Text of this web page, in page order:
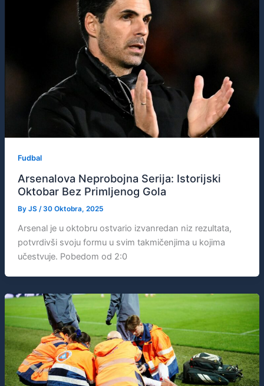
Fudbal
Arsenalova Neprobojna Serija: Istorijski
Oktobar Bez Primljenog Gola
By JS /30 Oktobra, 2025
Arsenal je u oktobru ostvario izvanredan niz rezultata,
potvrdivši svoju formu u svim takmičenjima u kojima
učestvuje. Pobedom od 2:0